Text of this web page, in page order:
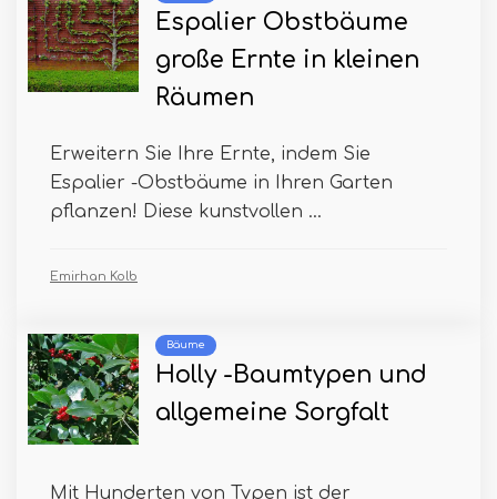
Espalier Obstbäume
große Ernte in kleinen
Räumen
Erweitern Sie Ihre Ernte, indem Sie
Espalier -Obstbäume in Ihren Garten
pflanzen! Diese kunstvollen ...
Emirhan Kolb
Bäume
Holly -Baumtypen und
allgemeine Sorgfalt
Mit Hunderten von Typen ist der